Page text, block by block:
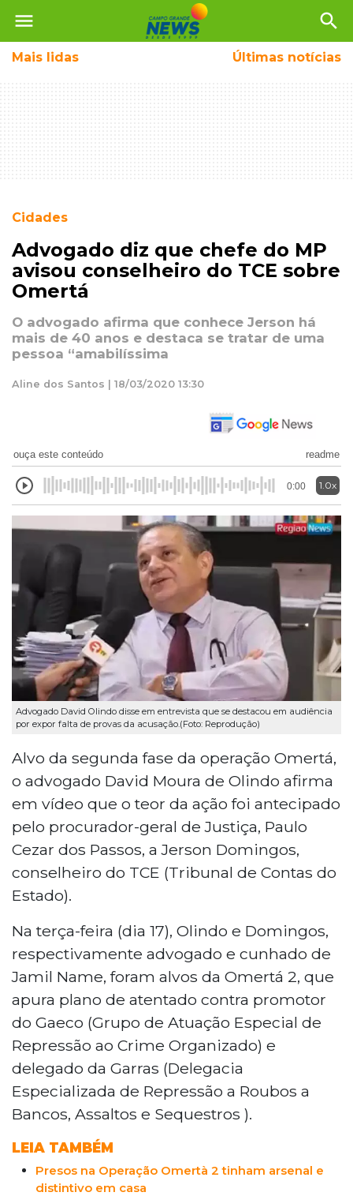
menu search
Mais lidas Últimas notícias
Cidades
Advogado diz que chefe do MP
avisou conselheiro do TCE sobre
Omertá
O advogado afirma que conhece Jerson há
mais de 40 anos e destaca se tratar de uma
pessoa “amabilíssima
Aline dos Santos | 18/03/2020 13:30
ouça este conteúdo readme
0:00 1.0x
Advogado David Olindo disse em entrevista que se destacou em audiência
por expor falta de provas da acusação.(Foto: Reprodução)
Alvo da segunda fase da operação Omertá,
o advogado David Moura de Olindo afirma
em vídeo que o teor da ação foi antecipado
pelo procurador-geral de Justiça, Paulo
Cezar dos Passos, a Jerson Domingos,
conselheiro do TCE (Tribunal de Contas do
Estado).
Na terça-feira (dia 17), Olindo e Domingos,
respectivamente advogado e cunhado de
Jamil Name, foram alvos da Omertá 2, que
apura plano de atentado contra promotor
do Gaeco (Grupo de Atuação Especial de
Repressão ao Crime Organizado) e
delegado da Garras (Delegacia
Especializada de Repressão a Roubos a
Bancos, Assaltos e Sequestros ).
LEIA TAMBÉM
Presos na Operação Omertà 2 tinham arsenal e
distintivo em casa